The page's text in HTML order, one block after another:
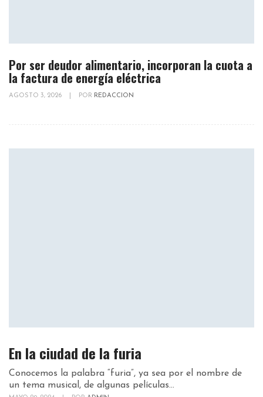
Por ser deudor alimentario, incorporan la cuota a
la factura de energía eléctrica
AGOSTO 3, 2026 POR REDACCION
En la ciudad de la furia
Conocemos la palabra “furia”, ya sea por el nombre de
un tema musical, de algunas películas...